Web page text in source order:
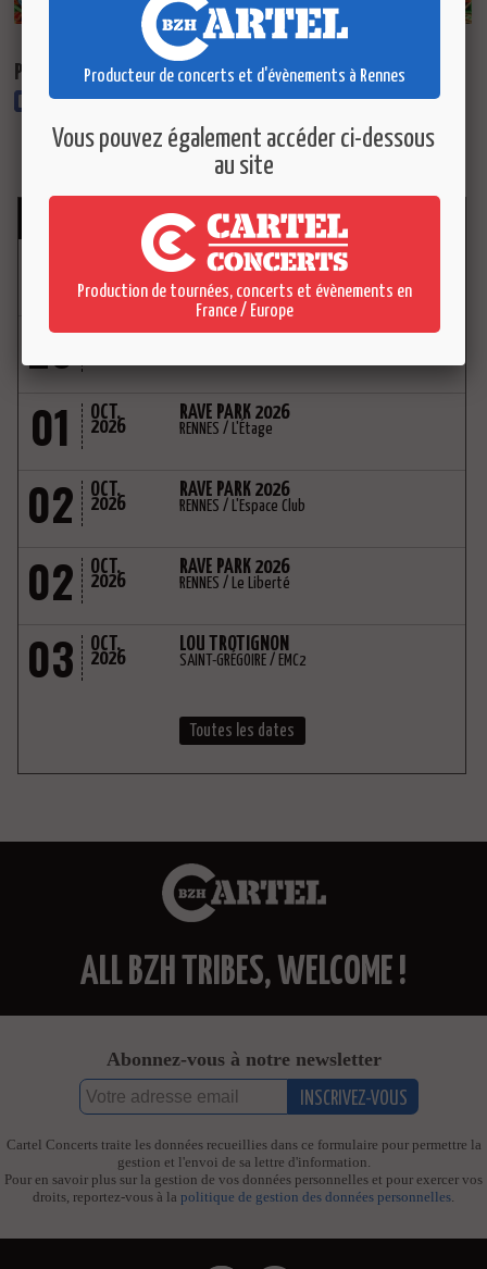
Partager ce concert :
Retour
PAOLO.
RENNES / Le 360
26 SEP. ELEPHANZ
01 OCT.
2026
RAVE PARK 2026
RENNES / L'Étage
02 OCT.
2026
RAVE PARK 2026
RENNES / L'Espace Club
02 OCT.
2026
RAVE PARK 2026
RENNES / Le Liberté
03 OCT.
2026
LOU TROTIGNON
SAINT-GRÉGOIRE / EMC2
Toutes les dates
ALL BZH TRIBES, WELCOME !
Abonnez-vous à notre newsletter
Cartel Concerts traite les données recueillies dans ce formulaire pour permettre la
gestion et l'envoi de sa lettre d'information.
Pour en savoir plus sur la gestion de vos données personnelles et pour exercer vos
droits, reportez-vous à la politique de gestion des données personnelles
Producteur de concerts et d'évènements à Rennes
Vous pouvez également accéder ci-dessous
au site
Production de tournées, concerts et évènements en
France / Europe